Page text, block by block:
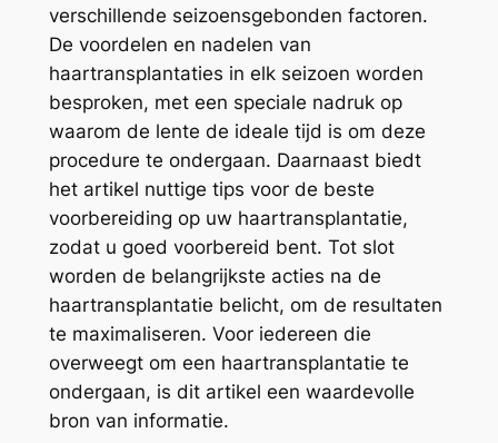
verschillende seizoensgebonden factoren.
De voordelen en nadelen van
haartransplantaties in elk seizoen worden
besproken, met een speciale nadruk op
waarom de lente de ideale tijd is om deze
procedure te ondergaan. Daarnaast biedt
het artikel nuttige tips voor de beste
voorbereiding op uw haartransplantatie,
zodat u goed voorbereid bent. Tot slot
worden de belangrijkste acties na de
haartransplantatie belicht, om de resultaten
te maximaliseren. Voor iedereen die
overweegt om een haartransplantatie te
ondergaan, is dit artikel een waardevolle
bron van informatie.